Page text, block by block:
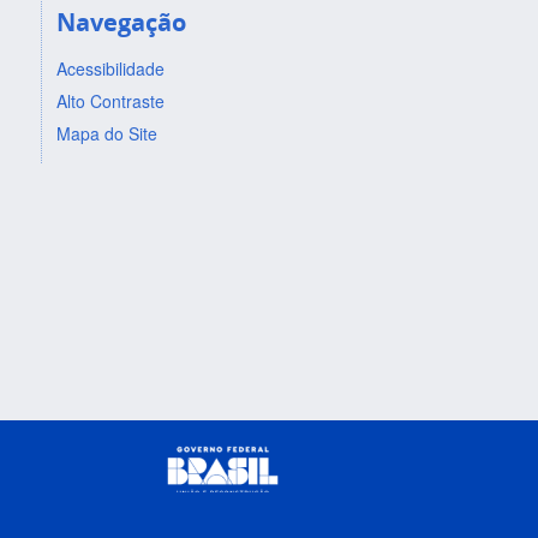
Navegação
Acessibilidade
Alto Contraste
Mapa do Site